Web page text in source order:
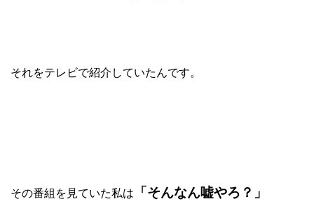
それをテレビで紹介していたんです。
その番組を見ていた私は 「そんなん嘘やろ？」